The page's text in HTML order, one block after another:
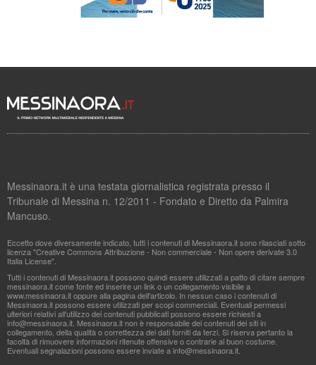
Messinaora.it è una testata giornalistica registrata presso il
Tribunale di Messina n. 12/2011 - Fondato e Diretto da Palmira
Mancuso.
Eccetto dove diversamente indicato, tutti i contenuti di Messinaora.it sono rilasciati sotto
licenza "Creative Commons Attribuzione - Non commerciale - Non opere derivate 3.0
Italia License".
Tutti i contenuti di Messinaora.it possono quindi essere utilizzati a patto di citare sempre
messinaora.it come fonte ed inserire un link o un collegamento visibile a
www.messinaora.it oppure alla pagina dell'articolo. In nessun caso i contenuti di
Messinaora.it possono essere utilizzati per scopi commerciali. Eventuali permessi
ulteriori relativi all'utilizzo dei contenuti pubblicati possono essere richiesti a
info@messinaora.it . Messinaora.it non è responsabile dei contenuti dei siti in
collegamento, della qualità o correttezza dei dati forniti da terzi. Si riserva pertanto la
facoltà di rimuovere informazioni ritenute offensive o contrarie al buon costume.
Eventuali segnalazioni possono essere inviate ainfo@messinaora.it